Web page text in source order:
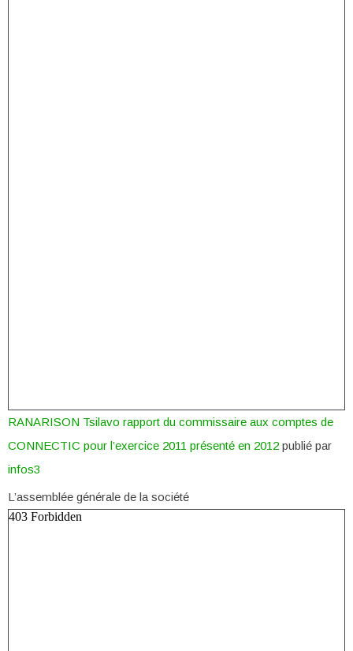
RANARISON Tsilavo rapport du commissaire aux comptes de
CONNECTIC pour l’exercice 2011 présenté en 2012 publié par
infos3
L’assemblée générale de la société